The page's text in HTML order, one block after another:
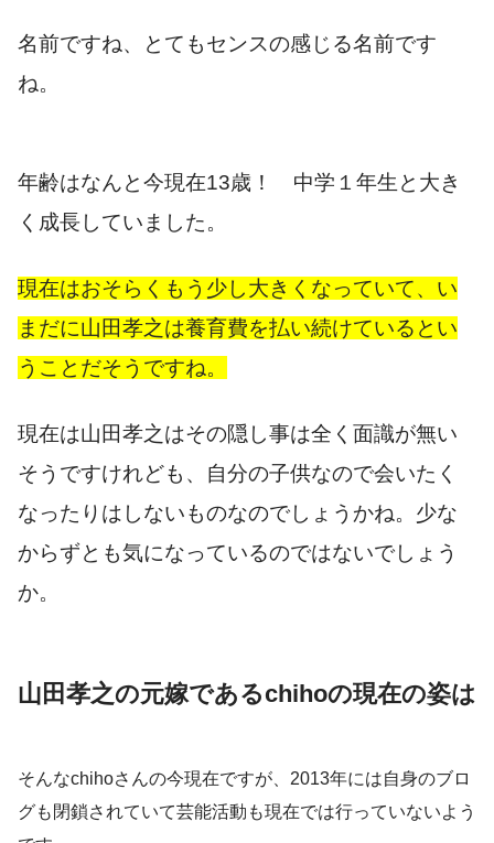
名前ですね、とてもセンスの感じる名前です
ね。
年齢はなんと今現在13歳！ 中学１年生と大き
く成長していました。
現在はおそらくもう少し大きくなっていて、い
まだに山田孝之は養育費を払い続けているとい
うことだそうですね。
現在は山田孝之はその隠し事は全く面識が無い
そうですけれども、自分の子供なので会いたく
なったりはしないものなのでしょうかね。少な
からずとも気になっているのではないでしょう
か。
山田孝之の元嫁であるchihoの現在の姿は
そんなchihoさんの今現在ですが、2013年には自身のブロ
グも閉鎖されていて芸能活動も現在では行っていないよう